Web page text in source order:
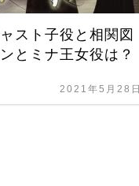
スト子役と相関図
とミナ王女役は？
2021年5月28